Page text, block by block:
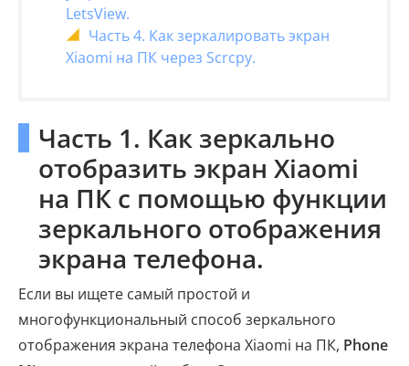
LetsView.
Часть 4. Как зеркалировать экран
Xiaomi на ПК через Scrcpy.
Часть 1. Как зеркально
отобразить экран Xiaomi
на ПК с помощью функции
зеркального отображения
экрана телефона.
Если вы ищете самый простой и
многофункциональный способ зеркального
отображения экрана телефона Xiaomi на ПК, Phone